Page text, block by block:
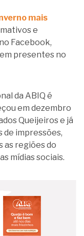
mais
e
Facebook,
presentes no
da ABIQ é
em dezembro
Queijeiros e já
de impressões,
as regiões do
mídias sociais.